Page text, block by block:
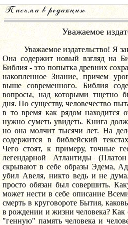
Уважаемое
Уважаемое издательство! Я
Она содержит новый взгляд на
Библия - это попытка древних
накопленное Знание, причем
выше современного. Библия
вопросы, над которыми тщетно
дня. По существу, человечество
в то время как рядом находится
нужно суметь увидеть. Книга
но она молчит тысячи лет. На
содержится в библейский
Чего стоят, к примеру, точные
легендарной Атлантиды
скрывают в себе образы Эдема,
убил Авеля, никто ведь и не
просто обязан был совершить.
может нести в себе описание
смерть в круговороте Бытия,
в рождении и жизни человека? Как
"генную" память человека и